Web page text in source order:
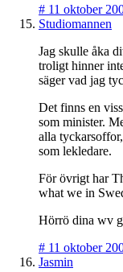
# 11 oktober
Studiomannen
Jag skulle åka
troligt hinner
säger vad jag
Det finns en
som minister.
alla
som lekledare.
För övrigt har
what we in
Hörrö dina wv
# 11 oktober
Jasmin